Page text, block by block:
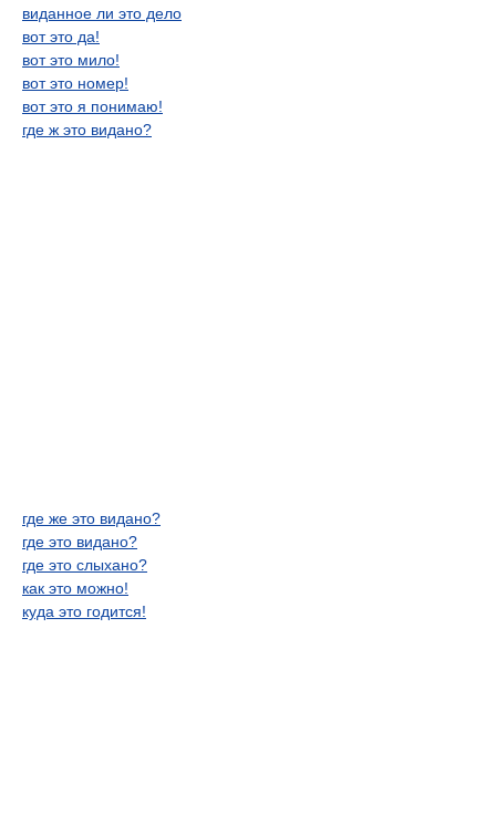
виданное ли это дело
вот это да!
вот это мило!
вот это номер!
вот это я понимаю!
где ж это видано?
где же это видано?
где это видано?
где это слыхано?
как это можно!
куда это годится!